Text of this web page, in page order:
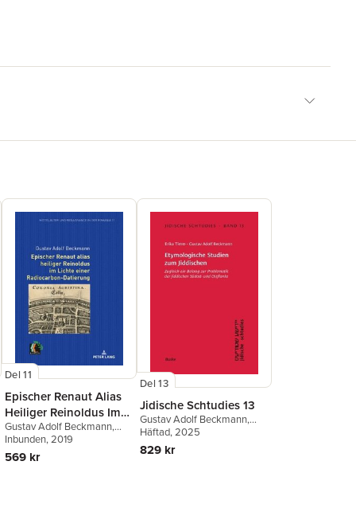
Del 11
Epischer Renaut Alias
Heiliger Reinoldus Im
Lichte Einer
Radiocarbon-Datierung
Gustav Adolf Beckmann,
Elmar Eggert
Inbunden, 2019
569 kr
Del 13
Jidische Schtudies 13
Gustav Adolf Beckmann,
Erika Timm
Häftad, 2025
829 kr